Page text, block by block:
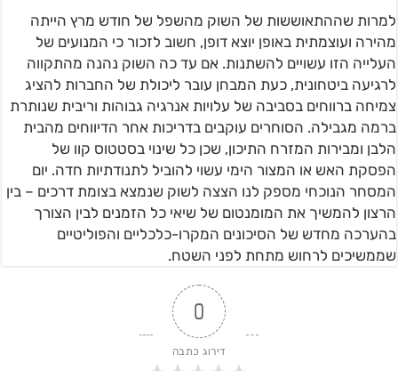
למרות שההתאוששות של השוק מהשפל של חודש מרץ הייתה
מהירה ועוצמתית באופן יוצא דופן, חשוב לזכור כי המנועים של
העלייה הזו עשויים להשתנות. אם עד כה השוק נהנה מהתקווה
לרגיעה ביטחונית, כעת המבחן עובר ליכולת של החברות להציג
צמיחה ברווחים בסביבה של עלויות אנרגיה גבוהות וריבית שנותרת
ברמה מגבילה. הסוחרים עוקבים בדריכות אחר הדיווחים מהבית
הלבן ומבירות המזרח התיכון, שכן כל שינוי בסטטוס קוו של
הפסקת האש או המצור הימי עשוי להוביל לתנודתיות חדה. יום
המסחר הנוכחי מספק לנו הצצה לשוק שנמצא בצומת דרכים – בין
הרצון להמשיך את המומנטום של שיאי כל הזמנים לבין הצורך
בהערכה מחדש של הסיכונים המקרו-כלכליים והפוליטיים
שממשיכים לרחוש מתחת לפני השטח.
0
דירוג כתבה